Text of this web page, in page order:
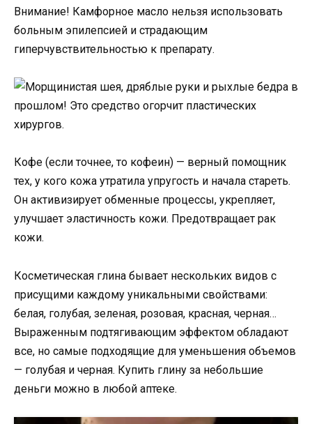
Внимание! Камфорное масло нельзя использовать
больным эпилепсией и страдающим
гиперчувствительностью к препарату.
Кофе (если точнее, то кофеин) — верный помощник
тех, у кого кожа утратила упругость и начала стареть.
Он активизирует обменные процессы, укрепляет,
улучшает эластичность кожи. Предотвращает рак
кожи.
Косметическая глина бывает нескольких видов с
присущими каждому уникальными свойствами:
белая, голубая, зеленая, розовая, красная, черная…
Выраженным подтягивающим эффектом обладают
все, но самые подходящие для уменьшения объемов
— голубая и черная. Купить глину за небольшие
деньги можно в любой аптеке.